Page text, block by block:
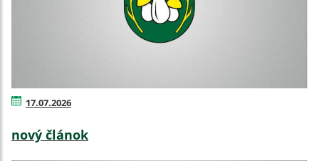
17.07.2026
nový článok